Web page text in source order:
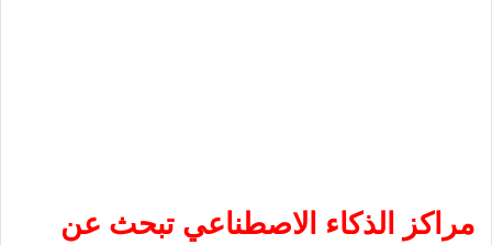
مراكز الذكاء الاصطناعي تبحث عن